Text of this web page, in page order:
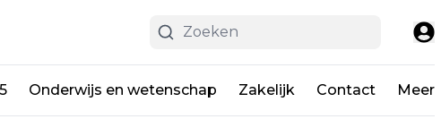
Onderwijs en wetenschap Zakelijk Contact Meer